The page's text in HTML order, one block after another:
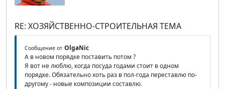
RE: ХОЗЯЙСТВЕННО-СТРОИТЕЛЬНАЯ ТЕМА
Сообщение от OlgaNic
А в новом порядке поставить потом ?
Я вот не люблю, когда посуда годами стоит в одном
порядке. Обязательно хоть раз в пол-года переставлю по-
другому - новые композиции составлю.